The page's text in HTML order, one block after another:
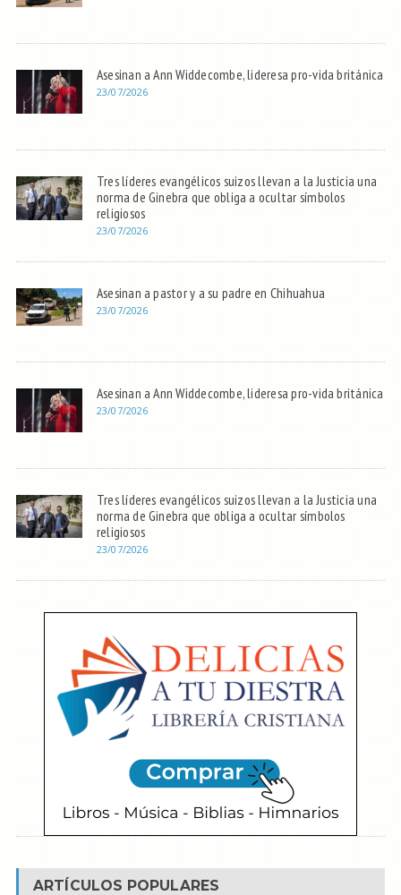
Asesinan a Ann Widdecombe, lideresa pro-vida británica
23/07/2026
Tres líderes evangélicos suizos llevan a la Justicia una
norma de Ginebra que obliga a ocultar símbolos
religiosos
23/07/2026
Asesinan a pastor y a su padre en Chihuahua
23/07/2026
Asesinan a Ann Widdecombe, lideresa pro-vida británica
23/07/2026
Tres líderes evangélicos suizos llevan a la Justicia una
norma de Ginebra que obliga a ocultar símbolos
religiosos
23/07/2026
ARTÍCULOS POPULARES